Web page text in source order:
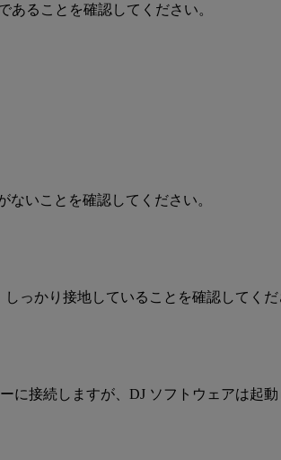
あることを確認してください。
いことを確認してください。
っかり接地していることを確認してくだ
に接続しますが、DJ ソフトウェアは起動